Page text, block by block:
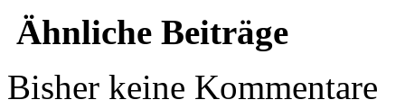
Ähnliche Beiträge
Bisher keine Kommentare